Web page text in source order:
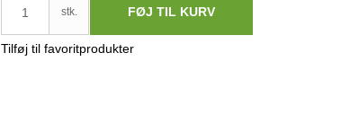
stk. FØJ TIL KURV
Tilføj til favoritprodukter